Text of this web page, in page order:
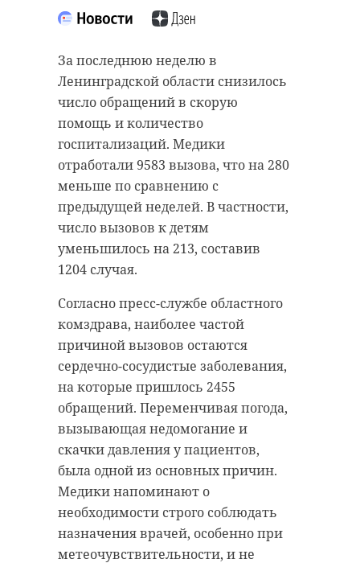
За последнюю неделю в
Ленинградской области снизилось
число обращений в скорую
помощь и количество
госпитализаций. Медики
отработали 9583 вызова, что на 280
меньше по сравнению с
предыдущей неделей. В частности,
число вызовов к детям
уменьшилось на 213, составив
1204 случая.
Согласно пресс-службе областного
комздрава, наиболее частой
причиной вызовов остаются
сердечно-сосудистые заболевания,
на которые пришлось 2455
обращений. Переменчивая погода,
вызывающая недомогание и
скачки давления у пациентов,
была одной из основных причин.
Медики напоминают о
необходимости строго соблюдать
назначения врачей, особенно при
метеочувствительности, и не
Поделиться статьей:
РЕКОМЕНДУЕМ
В пятницу
прогнозируется
самая сильная
магнитная бур ...
07 августа 2025, 11:03
на Землю
магнитная
11 августа 2025, 10:47